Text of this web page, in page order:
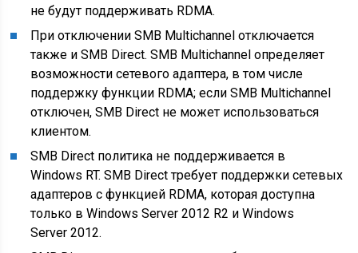
не будут поддерживать RDMA.
При отключении SMB Multichannel отключается
также и SMB Direct. SMB Multichannel определяет
возможности сетевого адаптера, в том числе
поддержку функции RDMA; если SMB Multichannel
отключен, SMB Direct не может использоваться
клиентом.
SMB Direct политика не поддерживается в
Windows RT. SMB Direct требует поддержки сетевых
адаптеров с функцией RDMA, которая доступна
только в Windows Server 2012 R2 и Windows
Server 2012.